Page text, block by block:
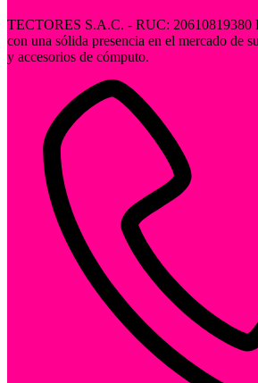
TECTORES S.A.C. - RUC: 20610819380
con una sólida presencia en el mercado de
y accesorios de cómputo.